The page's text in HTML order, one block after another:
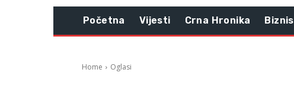
Početna Vijesti Crna Hronika Biznis
Home Oglasi